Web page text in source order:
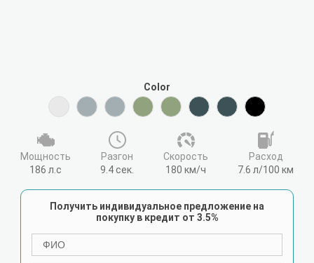
Мощность
186 л.с
Разгон
9.4 сек.
Cкорость
180 км/ч
Расход
7.6 л/100 км
Color
Получить индивидуальное предложение на
покупку в кредит от 3.5%